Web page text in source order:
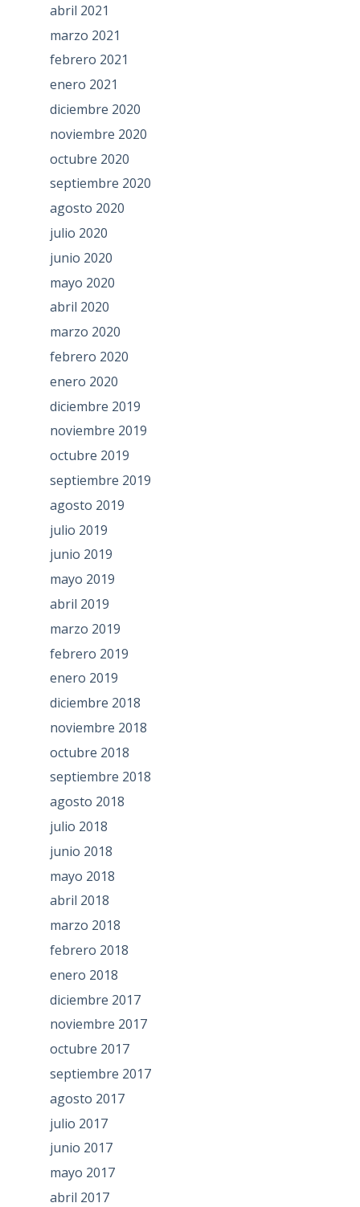
abril 2021
marzo 2021
febrero 2021
enero 2021
diciembre 2020
noviembre 2020
octubre 2020
septiembre 2020
agosto 2020
julio 2020
junio 2020
mayo 2020
abril 2020
marzo 2020
febrero 2020
enero 2020
diciembre 2019
noviembre 2019
octubre 2019
septiembre 2019
agosto 2019
julio 2019
junio 2019
mayo 2019
abril 2019
marzo 2019
febrero 2019
enero 2019
diciembre 2018
noviembre 2018
octubre 2018
septiembre 2018
agosto 2018
julio 2018
junio 2018
mayo 2018
abril 2018
marzo 2018
febrero 2018
enero 2018
diciembre 2017
noviembre 2017
octubre 2017
septiembre 2017
agosto 2017
julio 2017
junio 2017
mayo 2017
abril 2017